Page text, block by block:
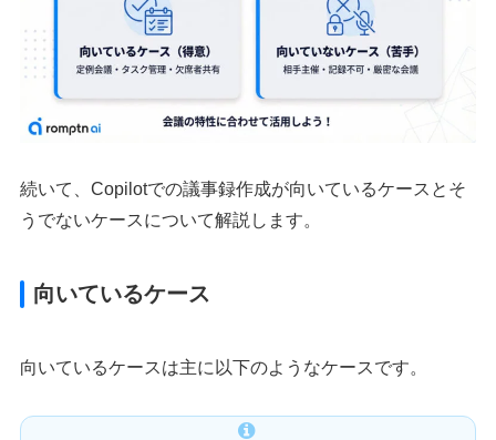
続いて、Copilotでの議事録作成が向いているケースとそ
うでないケースについて解説します。
向いているケース
向いているケースは主に以下のようなケースです。